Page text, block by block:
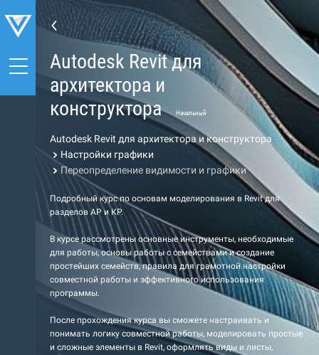
Autodesk Revit для
архитектора и
конструктора
Начальный
Autodesk Revit для архитектора и конструктора
Настройки графики
Переопределение видимости и графики
Подробный курс по основам моделирования в Revit для
разделов АР и КР.
В курсе рассмотрены основные инструменты, необходимые
для работы, основы работы с семействами и создание
простейших семейств, правила для грамотной настройки
совместной работы и эффективного использования
программы.
После прохождения курса вы сможете настраивать и
понимать логику совместной работы, моделировать простые
и сложные элементы в Revit, оформлять виды и листы,